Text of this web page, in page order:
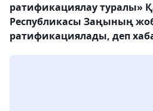
ратификациялау туралы»
Республикасы Заңының
ратификациялады, деп